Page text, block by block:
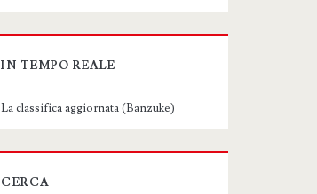
IN TEMPO REALE
La classifica aggiornata (Banzuke)
CERCA